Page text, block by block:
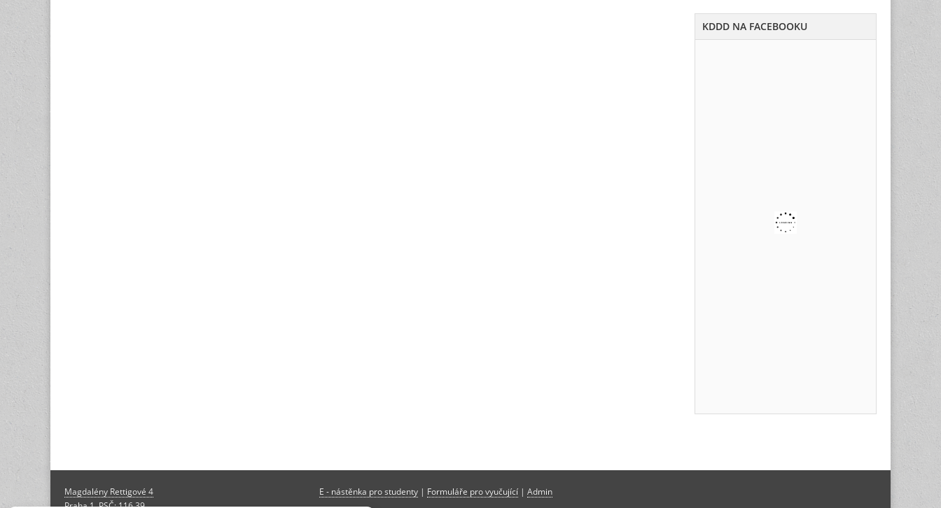
KDDD NA FACEBOOKU
Magdalény Rettigové 4
Praha 1, PSČ: 116 39
E - nástěnka pro studenty| Formuláře pro vyučující| Admin